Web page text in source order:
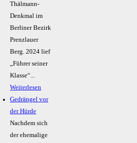
Thälmann-
Denkmal im
Berliner Bezirk
Prenzlauer
Berg. 2024 lief
„Führer seiner
Klasse“...
Weiterlesen
Gedrängel vor
der Hürde
Nachdem sich
der ehemalige